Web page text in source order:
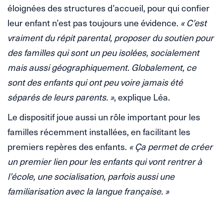
éloignées des structures d’accueil, pour qui confier
leur enfant n’est pas toujours une évidence. « C’est
vraiment du répit parental, proposer du soutien pour
des familles qui sont un peu isolées, socialement
mais aussi géographiquement. Globalement, ce
sont des enfants qui ont peu voire jamais été
séparés de leurs parents. », explique Léa.
Le dispositif joue aussi un rôle important pour les
familles récemment installées, en facilitant les
premiers repères des enfants. « Ça permet de créer
un premier lien pour les enfants qui vont rentrer à
l’école, une socialisation, parfois aussi une
familiarisation avec la langue française. »